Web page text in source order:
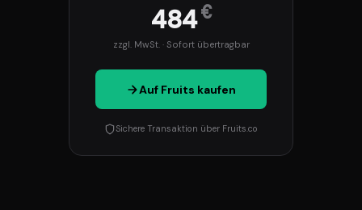
484€
zzgl. MwSt. · Sofort übertragbar
Auf Fruits kaufen
Sichere Transaktion über Fruits.co